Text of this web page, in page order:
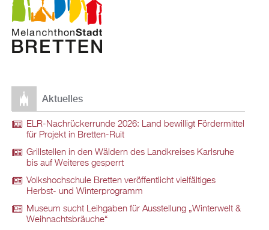
Aktuelles
ELR-Nachrückerrunde 2026: Land bewilligt Fördermittel
für Projekt in Bretten-Ruit
Grillstellen in den Wäldern des Landkreises Karlsruhe
bis auf Weiteres gesperrt
Volkshochschule Bretten veröffentlicht vielfältiges
Herbst- und Winterprogramm
Museum sucht Leihgaben für Ausstellung „Winterwelt &
Weihnachtsbräuche“